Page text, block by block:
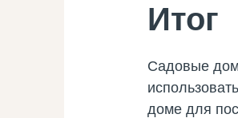
Итог
Садовые
доме для